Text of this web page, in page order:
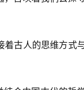
着古人的思维方式